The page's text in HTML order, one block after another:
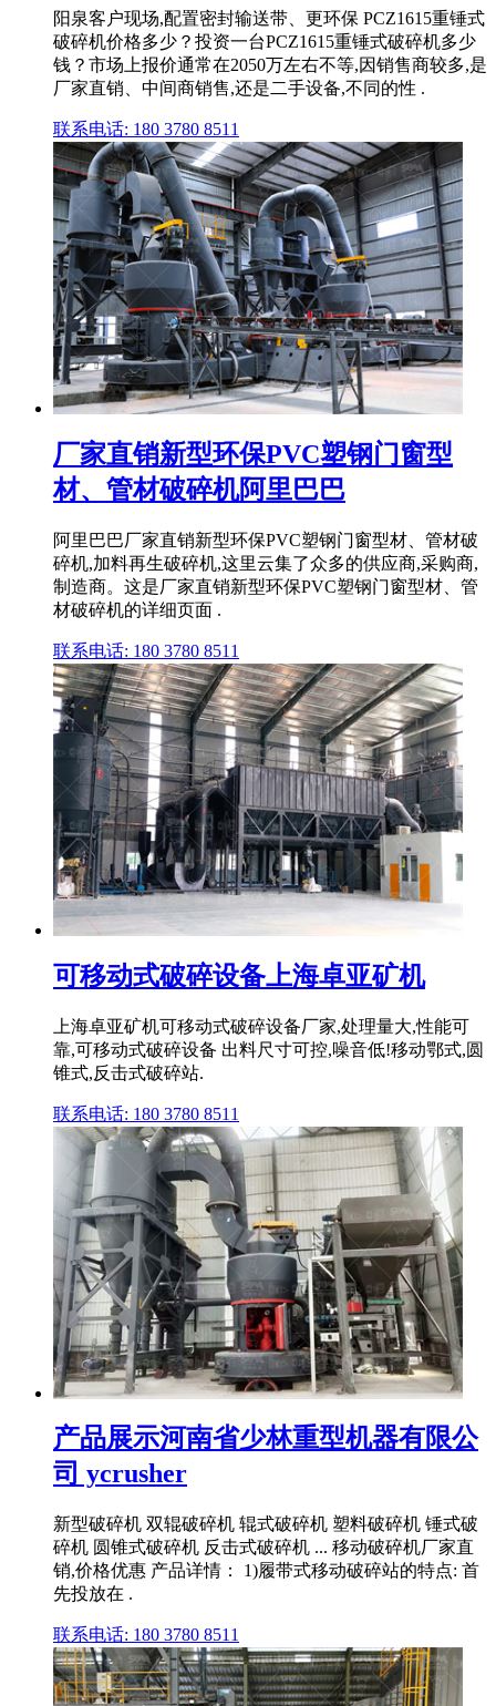
阳泉客户现场,配置密封输送带、更环保 PCZ1615重锤式
破碎机价格多少？投资一台PCZ1615重锤式破碎机多少
钱？市场上报价通常在2050万左右不等,因销售商较多,是
厂家直销、中间商销售,还是二手设备,不同的性 .
联系电话: 180 3780 8511
厂家直销新型环保PVC塑钢门窗型
材、管材破碎机阿里巴巴
阿里巴巴厂家直销新型环保PVC塑钢门窗型材、管材破
碎机,加料再生破碎机,这里云集了众多的供应商,采购商,
制造商。这是厂家直销新型环保PVC塑钢门窗型材、管
材破碎机的详细页面 .
联系电话: 180 3780 8511
可移动式破碎设备上海卓亚矿机
上海卓亚矿机可移动式破碎设备厂家,处理量大,性能可
靠,可移动式破碎设备 出料尺寸可控,噪音低!移动鄂式,圆
锥式,反击式破碎站.
联系电话: 180 3780 8511
产品展示河南省少林重型机器有限公
司 ycrusher
新型破碎机 双辊破碎机 辊式破碎机 塑料破碎机 锤式破
碎机 圆锥式破碎机 反击式破碎机 ... 移动破碎机厂家直
销,价格优惠 产品详情： 1)履带式移动破碎站的特点: 首
先投放在 .
联系电话: 180 3780 8511